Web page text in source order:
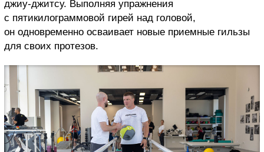
джиу-джитсу. Выполняя упражнения
с пятикилограммовой гирей над головой,
он одновременно осваивает новые приемные гильзы
для своих протезов.